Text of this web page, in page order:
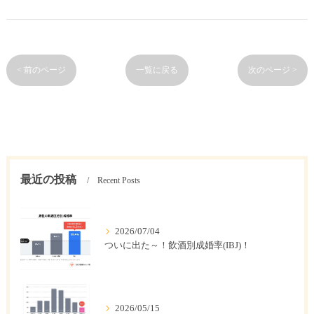
< 前のページ 一覧に戻る 次のページ >
最近の投稿 Recent Posts
2026/07/04
ついに出た～！飲酒別成婚率(IBJ)！
2026/05/15